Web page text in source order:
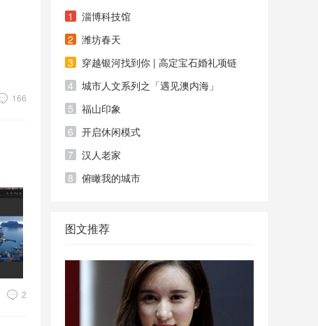
166
2
1
淄博科技馆
2
潍坊春天
3
穿越银河找到你 | 高定宝石婚礼项链
4
城市人文系列之「遇见澳内海」
5
福山印象
6
开启休闲模式
7
汉人老家
8
俯瞰我的城市
图文推荐